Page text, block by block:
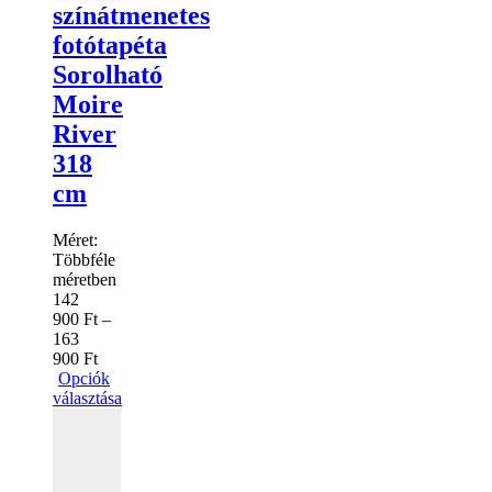
színátmenetes
fotótapéta
Sorolható
Moire
River
318
cm
Méret:
Többféle
méretben
142
900 Ft –
163
900 Ft
Opciók
választása